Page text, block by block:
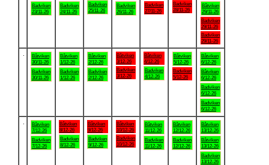
Badviken
23/11-26
Badviken
24/11-26
Badviken
25/11-26
Badviken
26/11-26
Badviken
27/11-26
Badviken
28/11-26
Båtviken
29/11-26
Badviken
29/11-26
Badviken
29/11-26
Båtviken
30/11-26
Badviken
30/11-26
Båtviken
1/12-26
Badviken
1/12-26
Båtviken
2/12-26
Badviken
2/12-26
Båtviken
3/12-26
Badviken
3/12-26
Båtviken
4/12-26
Badviken
4/12-26
Båtviken
5/12-26
Badviken
5/12-26
Båtviken
6/12-26
Båtviken
6/12-26
Badviken
6/12-26
Badviken
6/12-26
Båtviken
7/12-26
Badviken
7/12-26
Båtviken
8/12-26
Badviken
8/12-26
Båtviken
9/12-26
Badviken
9/12-26
Båtviken
10/12-26
Badviken
10/12-26
Båtviken
11/12-26
Badviken
11/12-26
Båtviken
12/12-26
Badviken
12/12-26
Båtviken
13/12-26
Båtviken
13/12-26
Badviken
13/12-26